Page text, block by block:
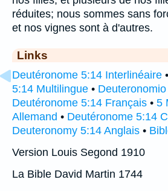
réduites; nous sommes sans
et nos vignes sont à d'autres.
Links
Deutéronome 5:14 Interlinéaire •
5:14 Multilingue •
Deutéronome 5:14 Français • 5
Allemand • Deutéronome 5:14
Deuteronomy 5:14 Anglais •
Version Louis Segond 1910
La Bible David Martin 1744